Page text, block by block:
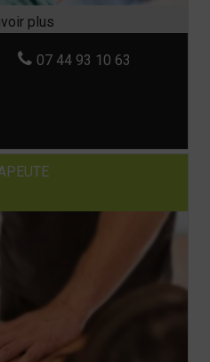
07 44 93 10 63